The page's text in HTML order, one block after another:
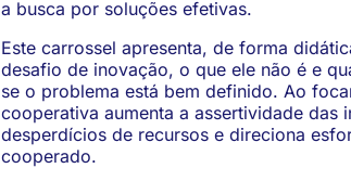
a busca por soluções efetivas.
Este carrossel apresenta, de forma
desafio de inovação, o que ele não é e
se o problema está bem definido. Ao
cooperativa aumenta a assertividade das
desperdícios de recursos e direciona
cooperado.